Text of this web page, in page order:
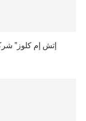
إتش إم كلوز” شركة